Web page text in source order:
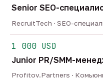
Senior SEO-
RecruitTech · SEO-
1 000 USD
Junior PR/SMM-
Profitov.Partners ·